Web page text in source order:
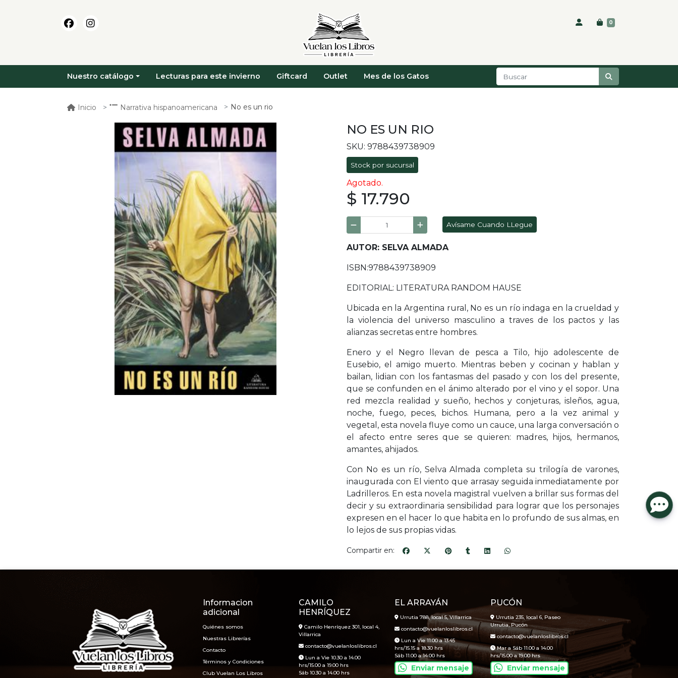
0
Nuestro catálogo Lecturas para este invierno Giftcard Outlet Mes de los Gatos
Inicio Narrativa hispanoamericana No es un rio
NO ES UN RIO
SKU: 9788439738909
Stock por sucursal
Agotado.
$ 17.790
Avísame Cuando LLegue
AUTOR: SELVA ALMADA
ISBN:9788439738909
EDITORIAL: LITERATURA RANDOM HAUSE
Ubicada en la Argentina rural, No es un río indaga en la crueldad y
la violencia del universo masculino a traves de los pactos y las
alianzas secretas entre hombres.
Enero y el Negro llevan de pesca a Tilo, hijo adolescente de
Eusebio, el amigo muerto. Mientras beben y cocinan y hablan y
bailan, lidian con los fantasmas del pasado y con los del presente,
que se confunden en el ánimo alterado por el vino y el sopor. Una
red mezcla realidad y sueño, hechos y conjeturas, isleños, agua,
noche, fuego, peces, bichos. Humana, pero a la vez animal y
vegetal, esta novela fluye como un cauce, una larga conversación o
el afecto entre seres que se quieren: madres, hijos, hermanos,
amantes, ahijados.
Con No es un río, Selva Almada completa su trilogía de varones,
inaugurada con El viento que arrasay seguida inmediatamente por
Ladrilleros. En esta novela magistral vuelven a brillar sus formas del
decir y su extraordinaria sensibilidad para lograr que los personajes
expresen en el hacer lo que habita en lo profundo de sus almas, en
lo lejos de sus propias vidas.
Compartir en:
Informacion
adicional
Quiénes somos
Nuestras Librerías
Contacto
Términos y Condiciones
Club Vuelan Los Libros
CAMILO
HENRÍQUEZ
Camilo Henríquez 301, local 4,
Villarrica
contacto@vuelanloslibros.cl
Lun a Vie 10.30 a 14.00
hrs/15.00 a 19.00 hrs
Sáb 10.30 a 14.00 hrs
EL ARRAYÁN
Urrutia 788, local 5, Villarrica
contacto@vuelanloslibros.cl
Lun a Vie 11.00 a 13.45
hrs/15.15 a 18.30 hrs
Sáb 11.00 a 14.00 hrs
Enviar mensaje
PUCÓN
Urrutia 235, local 6, Paseo
Urrutia, Pucón
contacto@vuelanloslibros.cl
Mar a Sáb 11.00 a 14.00
hrs/15.00 a 19.00 hrs
Enviar mensaje